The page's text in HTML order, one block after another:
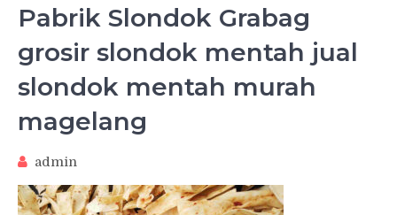
Pabrik Slondok Grabag
grosir slondok mentah jual
slondok mentah murah
magelang
admin